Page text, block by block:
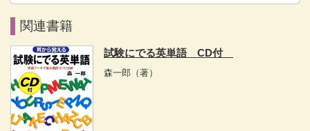
関連書籍
試験にでる英単語 CD付
森一郎 （著）